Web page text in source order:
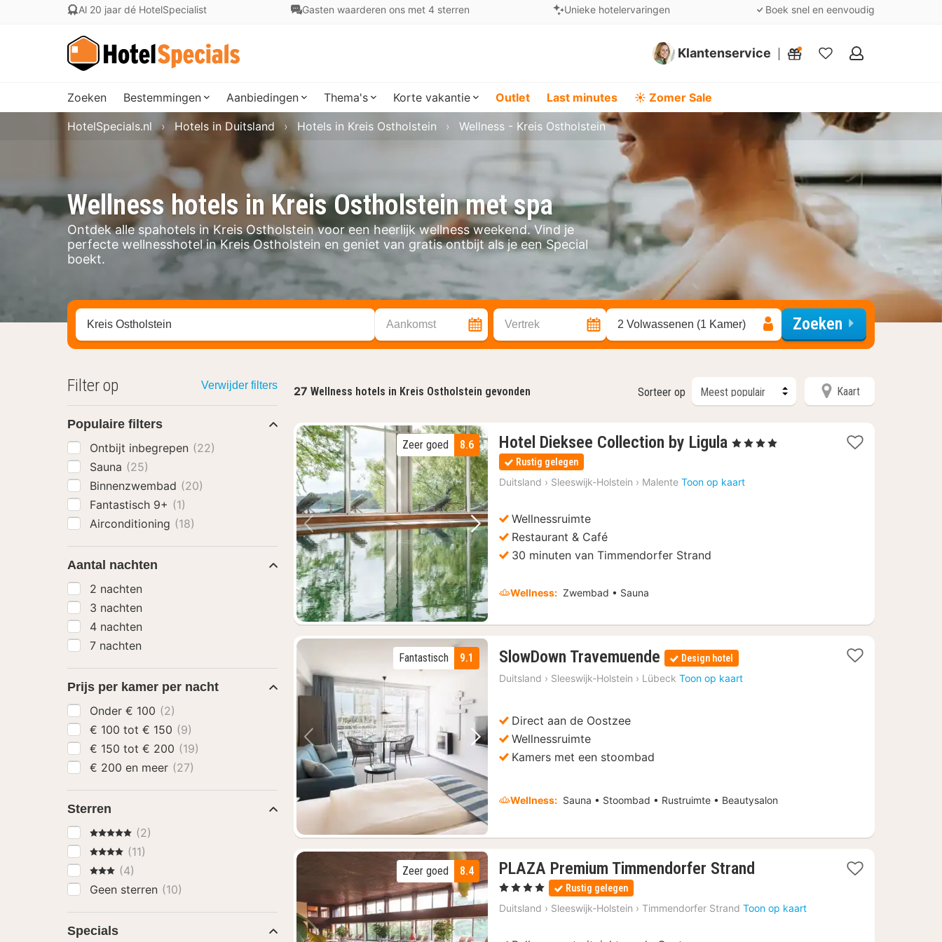
Al 20 jaar dé HotelSpecialist Gasten waarderen ons met 4 sterren Unieke hotelervaringen Boek snel en eenvoudig
Klantenservice
Mijn
Zoeken Bestemmingen Aanbiedingen Thema's Korte vakantie Outlet Last minutes ☀️ Zomer Sale
Wellness hotels in Kreis Ostholstein met spa
Ontdek alle spahotels in Kreis Ostholstein voor een heerlijk wellness weekend. Vind je
perfecte wellnesshotel in Kreis Ostholstein en geniet van gratis ontbijt als je een Special
boekt.
HotelSpecials.nl Hotels in Duitsland Hotels in Kreis Ostholstein Wellness - Kreis Ostholstein
Zoek op hotel, regio of stad Aankomst Vertrek 2 Volwassenen (1 Kamer) Zoeken
27 Wellness hotels in Kreis Ostholstein gevonden Sorteer op Kaart
Vorige foto Volgende foto
8.6
Zeer goed Hotel Dieksee Collection by Ligula 1
vanaf
€
, 4 Sterren
Rustig gelegen
Duitsland › Sleeswijk-Holstein › Malente Toon op kaart
Wellnessruimte
Restaurant & Café
30 minuten van Timmendorfer Strand
Wellness: Zwembad • Sauna
Vorige foto Volgende foto
9.1
Fantastisch SlowDown Travemuende 1
nacht
vanaf
Design hotel
Duitsland › Sleeswijk-Holstein › Lübeck Toon op kaart
Direct aan de Oostzee
Wellnessruimte
Kamers met een stoombad
Wellness: Sauna • Stoombad • Rustruimte • Beautysalon
8.4
Zeer goed PLAZA Premium Timmendorfer Strand
vanaf
€
, 4 Sterren Rustig gelegen
Duitsland › Sleeswijk-Holstein › Timmendorfer Strand Toon op kaart
Filter op Verwijder filters
Populaire filters
Ontbijt inbegrepen (22)
Sauna (25)
Binnenzwembad (20)
Fantastisch 9+ (1)
Airconditioning (18)
Aantal nachten
2 nachten
3 nachten
4 nachten
7 nachten
Prijs per kamer per nacht
Onder € 100 (2)
€ 100 tot € 150 (9)
€ 150 tot € 200 (19)
€ 200 en meer (27)
Sterren
5 Sterren(2)
4 Sterren
(11)
3 Sterren
(4)
Geen sterren (10)
Specials